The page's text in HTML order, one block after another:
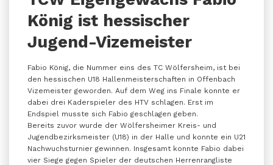
König ist hessischer
Jugend-Vizemeister
Fabio König, die Nummer eins des TC Wölfersheim, ist bei
den hessischen U18 Hallenmeisterschaften in Offenbach
Vizemeister geworden. Auf dem Weg ins Finale konnte er
dabei drei Kaderspieler des HTV schlagen. Erst im
Endspiel musste sich Fabio geschlagen geben.
Bereits zuvor wurde der Wölfersheimer Kreis- und
Jugendbezirksmeister (U18) in der Halle und konnte ein U21
Nachwuchsturnier gewinnen. Insgesamt konnte Fabio dabei
vier Siege gegen Spieler der deutschen Herrenrangliste